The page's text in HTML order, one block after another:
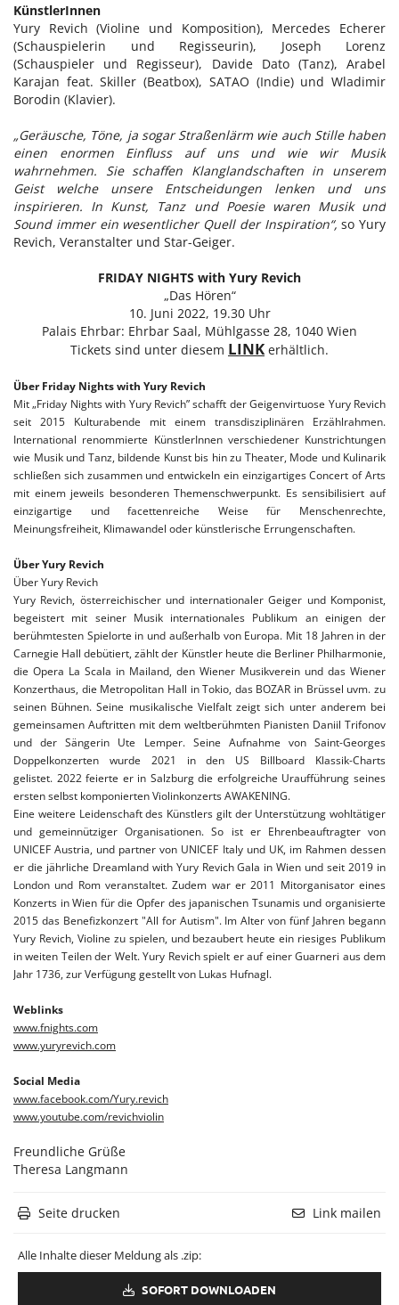
KünstlerInnen
Yury Revich (Violine und Komposition), Mercedes Echerer
(Schauspielerin und Regisseurin), Joseph Lorenz
(Schauspieler und Regisseur), Davide Dato (Tanz), Arabel
Karajan feat. Skiller (Beatbox), SATAO (Indie) und Wladimir
Borodin (Klavier).
„Geräusche, Töne, ja sogar Straßenlärm wie auch Stille haben
einen enormen Einfluss auf uns und wie wir Musik
wahrnehmen. Sie schaffen Klanglandschaften in unserem
Geist welche unsere Entscheidungen lenken und uns
inspirieren. In Kunst, Tanz und Poesie waren Musik und
Sound immer ein wesentlicher Quell der Inspiration“, so Yury
Revich, Veranstalter und Star-Geiger.
FRIDAY NIGHTS with Yury Revich
„Das Hören“
10. Juni 2022, 19.30 Uhr
Palais Ehrbar: Ehrbar Saal, Mühlgasse 28, 1040 Wien
Tickets sind unter diesem LINK erhältlich.
Über Friday Nights with Yury Revich
Mit „Friday Nights with Yury Revich” schafft der Geigenvirtuose Yury Revich
seit 2015 Kulturabende mit einem transdisziplinären Erzählrahmen.
International renommierte KünstlerInnen verschiedener Kunstrichtungen
wie Musik und Tanz, bildende Kunst bis hin zu Theater, Mode und Kulinarik
schließen sich zusammen und entwickeln ein einzigartiges Concert of Arts
mit einem jeweils besonderen Themenschwerpunkt. Es sensibilisiert auf
einzigartige und facettenreiche Weise für Menschenrechte,
Meinungsfreiheit, Klimawandel oder künstlerische Errungenschaften.
Über Yury Revich
Über Yury Revich
Yury Revich, österreichischer und internationaler Geiger und Komponist,
begeistert mit seiner Musik internationales Publikum an einigen der
berühmtesten Spielorte in und außerhalb von Europa. Mit 18 Jahren in der
Carnegie Hall debütiert, zählt der Künstler heute die Berliner Philharmonie,
die Opera La Scala in Mailand, den Wiener Musikverein und das Wiener
Konzerthaus, die Metropolitan Hall in Tokio, das BOZAR in Brüssel uvm. zu
seinen Bühnen. Seine musikalische Vielfalt zeigt sich unter anderem bei
gemeinsamen Auftritten mit dem weltberühmten Pianisten Daniil Trifonov
und der Sängerin Ute Lemper. Seine Aufnahme von Saint-Georges
Doppelkonzerten wurde 2021 in den US Billboard Klassik-Charts
gelistet. 2022 feierte er in Salzburg die erfolgreiche Uraufführung seines
ersten selbst komponierten Violinkonzerts AWAKENING.
Eine weitere Leidenschaft des Künstlers gilt der Unterstützung wohltätiger
und gemeinnütziger Organisationen. So ist er Ehrenbeauftragter von
UNICEF Austria, und partner von UNICEF Italy und UK, im Rahmen dessen
er die jährliche Dreamland with Yury Revich Gala in Wien und seit 2019 in
London und Rom veranstaltet. Zudem war er 2011 Mitorganisator eines
Konzerts in Wien für die Opfer des japanischen Tsunamis und organisierte
2015 das Benefizkonzert "All for Autism". Im Alter von fünf Jahren begann
Yury Revich, Violine zu spielen, und bezaubert heute ein riesiges Publikum
in weiten Teilen der Welt.Yury Revich spielt er auf einer Guarneri aus dem
Jahr 1736, zur Verfügung gestellt von Lukas Hufnagl.
Weblinks
www.fnights.com
www.yuryrevich.com
Social Media
www.facebook.com/Yury.revich
www.youtube.com/revichviolin
Freundliche Grüße
Theresa Langmann
Seite drucken Link mailen
Alle Inhalte dieser Meldung als .zip:
SOFORT DOWNLOADEN